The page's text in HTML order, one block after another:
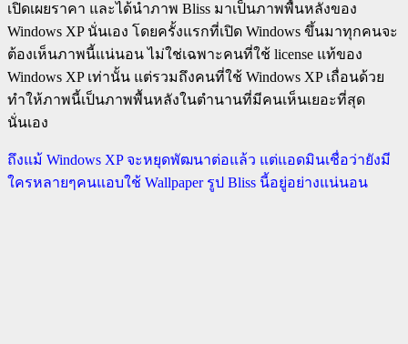
เปิดเผยราคา และได้นำภาพ Bliss มาเป็นภาพพื้นหลังของ
Windows XP นั่นเอง โดยครั้งแรกที่เปิด Windows ขึ้นมาทุกคนจะ
ต้องเห็นภาพนี้แน่นอน ไม่ใช่เฉพาะคนที่ใช้ license แท้ของ
Windows XP เท่านั้น แต่รวมถึงคนที่ใช้ Windows XP เถื่อนด้วย
ทำให้ภาพนี้เป็นภาพพื้นหลังในตำนานที่มีคนเห็นเยอะที่สุด
นั่นเอง
ถึงแม้ Windows XP จะหยุดพัฒนาต่อแล้ว แต่แอดมินเชื่อว่ายังมี
ใครหลายๆคนแอบใช้ Wallpaper รูป Bliss นี้อยู่อย่างแน่นอน